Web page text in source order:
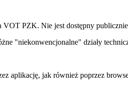
VOT PZK. Nie jest dostępny
"niekonwencjonalne" działy
aplikację, jak również poprzez